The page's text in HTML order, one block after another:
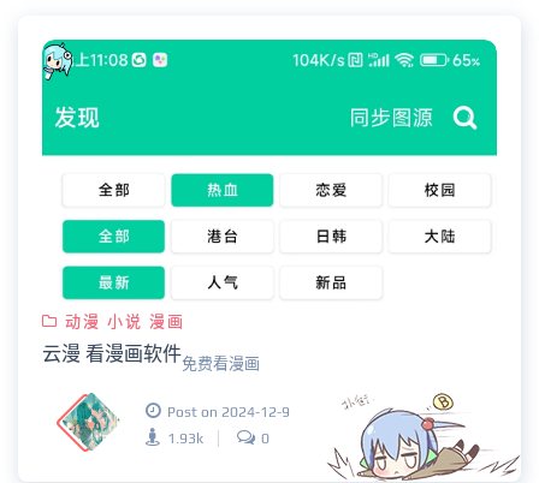
动漫 小说 漫画
云漫 看漫画软件免费看漫画
Post on 2024-12-9
1.93k
0